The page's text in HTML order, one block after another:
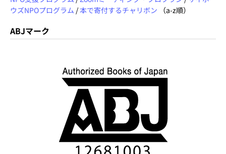
ウズNPOプログラム /本で寄付するチャリボン （a-z順）
ABJマーク